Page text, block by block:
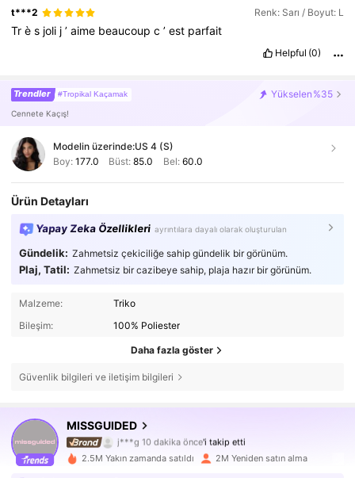
t***2 Renk: Sarı / Boyut: L
Très joli j’aime beaucoupc’est parfait
Helpful (0)
Trendler #Tropikal Kaçamak Yükselen %35
Cennete Kaçış!
Modelin üzerinde:US 4 (S)
Boy: 177.0 Büst:85.0 Bel: 60.0
Ürün Detayları
Yapay Zeka Özellikleri ayrıntılara dayalı olarak oluşturulan
Gündelik: Zahmetsiz çekiciliğe sahip gündelik bir görünüm.
Plaj, Tatil: Zahmetsiz bir cazibeye sahip, plaja hazır bir görünüm.
Malzeme:
Triko
Bileşim:
100% Poliester
Daha fazla göster
Güvenlik bilgileri ve iletişim bilgileri
MISSGUIDED
4,83
3M Takipçiler
j***g 10 dakika önce'i takip etti
göz atıyor
2.5M Yakın zamanda satıldı 2M Yeniden satın alma